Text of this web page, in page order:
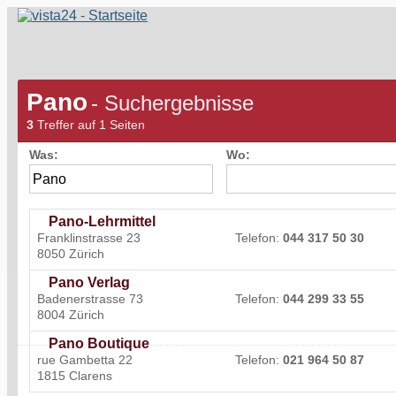
Pano - Suchergebnisse
3 Treffer auf 1 Seiten
Was: Wo:
Pano-Lehrmittel
Franklinstrasse 23
8050 Zürich
Telefon: 044 317 50 30
Pano Verlag
Badenerstrasse 73
8004 Zürich
Telefon: 044 299 33 55
Pano Boutique
rue Gambetta 22
1815 Clarens
Telefon: 021 964 50 87